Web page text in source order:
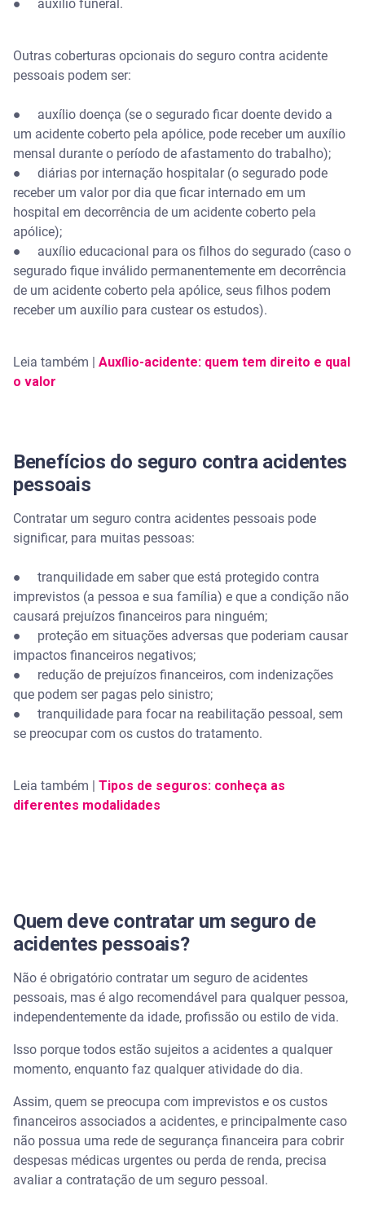
● auxílio funeral.
Outras coberturas opcionais do seguro contra acidente
pessoais podem ser:
● auxílio doença (se o segurado ficar doente devido a
um acidente coberto pela apólice, pode receber um auxílio
mensal durante o período de afastamento do trabalho);
● diárias por internação hospitalar (o segurado pode
receber um valor por dia que ficar internado em um
hospital em decorrência de um acidente coberto pela
apólice);
● auxílio educacional para os filhos do segurado (caso o
segurado fique inválido permanentemente em decorrência
de um acidente coberto pela apólice, seus filhos podem
receber um auxílio para custear os estudos).
Leia também | Auxílio-acidente: quem tem direito e qual
o valor
Benefícios do seguro contra acidentes
pessoais
Contratar um seguro contra acidentes pessoais pode
significar, para muitas pessoas:
● tranquilidade em saber que está protegido contra
imprevistos (a pessoa e sua família) e que a condição não
causará prejuízos financeiros para ninguém;
● proteção em situações adversas que poderiam causar
impactos financeiros negativos;
● redução de prejuízos financeiros, com indenizações
que podem ser pagas pelo sinistro;
● tranquilidade para focar na reabilitação pessoal, sem
se preocupar com os custos do tratamento.
Leia também | Tipos de seguros: conheça as
diferentes modalidades
Quem deve contratar um seguro de
acidentes pessoais?
Não é obrigatório contratar um seguro de acidentes
pessoais, mas é algo recomendável para qualquer pessoa,
independentemente da idade, profissão ou estilo de vida.
Isso porque todos estão sujeitos a acidentes a qualquer
momento, enquanto faz qualquer atividade do dia.
Assim, quem se preocupa com imprevistos e os custos
financeiros associados a acidentes, e principalmente caso
não possua uma rede de segurança financeira para cobrir
despesas médicas urgentes ou perda de renda, precisa
avaliar a contratação de um seguro pessoal.